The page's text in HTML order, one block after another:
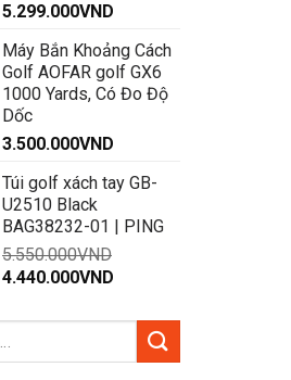
5.299.000VND
Máy Bắn Khoảng Cách
Golf AOFAR golf GX6
1000 Yards, Có Đo Độ
Dốc
3.500.000VND
Túi golf xách tay GB-
U2510 Black
BAG38232-01 | PING
5.550.000VND
Giá
là:
5.550.000VND.
4.440.000VND
tại
4.440.000VND.